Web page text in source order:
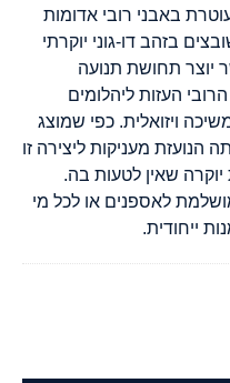
באבני רובי אדומות
בזהב דו-גוני יוקרתי
יוצר תחושת תנועה
העזות ליהלומים
ויזואלית. כפי שמוצג
הנועזת מעניקות ליצירה זו
שאין לטעות בה.
לאספנים או לכל מי
ייחודית.